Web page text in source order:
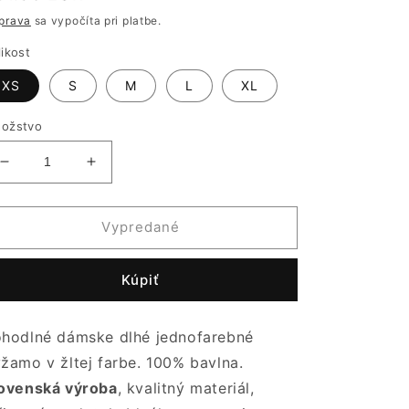
sa vypočíta pri platbe.
XS S M L XL
množstvo
pre
pyžamo
100%
|
Slovenská
výroba
Zvýšiť
množstvo
pre
Dámske
pyžamo
100%
|
Slovenská
výroba
Vypredané
Kúpiť
dámske dlhé jednofarebné
v žltej farbe. 100% bavlna.
výroba, kvalitný materiál,